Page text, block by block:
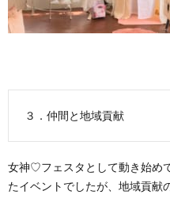
３．仲間と地域貢献
女神♡フェスタとして動き始め
たイベントでしたが、地域貢献